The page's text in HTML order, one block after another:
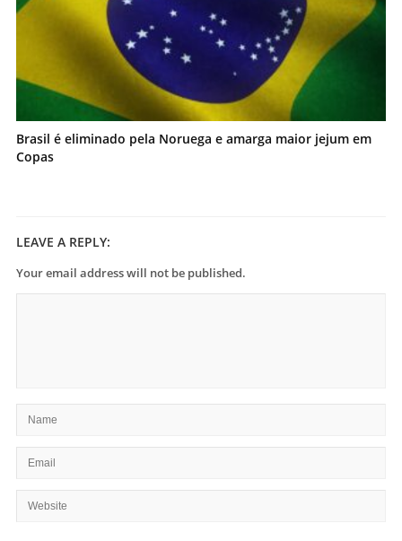
Brasil é eliminado pela Noruega e amarga maior jejum em
Copas
LEAVE A REPLY:
Your email address will not be published.